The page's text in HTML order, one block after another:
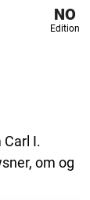
NO
Edition
I.
om og